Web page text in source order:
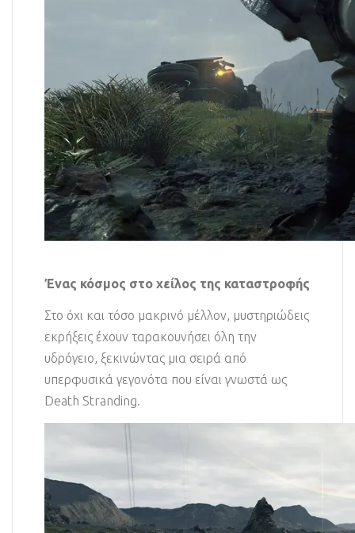
Ένας κόσμος στο χείλος της καταστροφής
Στο όχι και τόσο μακρινό μέλλον, μυστηριώδεις
εκρήξεις έχουν ταρακουνήσει όλη την
υδρόγειο, ξεκινώντας μια σειρά από
υπερφυσικά γεγονότα που είναι γνωστά ως
Death Stranding.